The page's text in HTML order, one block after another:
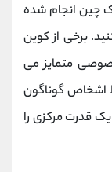
چین انجام شده
برخی از کوین
متمایز می
اشخاص گوناگون
قدرت مرکزی را